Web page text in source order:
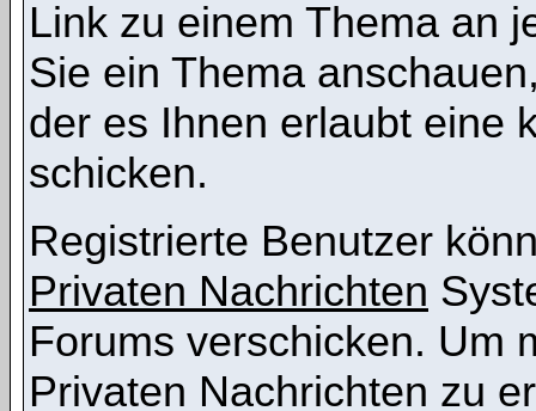
Link zu einem Thema an
Sie ein Thema
der es Ihnen erlaubt eine
schicken.
Registrierte Benutzer
Privaten Nachrichten
Forums verschicken. Um
Privaten Nachrichten zu